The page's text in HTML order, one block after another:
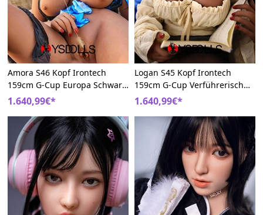
Amora S46 Kopf Irontech
159cm G-Cup Europa Schwarz
Hybrid Sexdoll
1.640,99€*
Logan S45 Kopf Irontech
159cm G-Cup Verführerisch
Ebenholzfarben Hybrid Sex
Puppe
1.640,99€*